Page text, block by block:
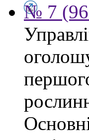
№ 7